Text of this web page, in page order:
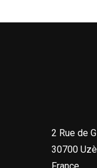
2 Rue de
30700
France